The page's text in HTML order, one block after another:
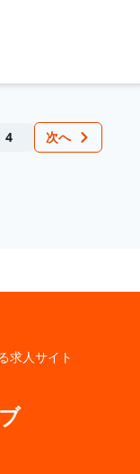
4 次へ
求人サイト